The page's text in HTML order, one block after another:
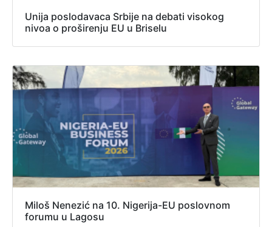
Unija poslodavaca Srbije na debati visokog
nivoa o proširenju EU u Briselu
Miloš Nenezić na 10. Nigerija-EU poslovnom
forumu u Lagosu